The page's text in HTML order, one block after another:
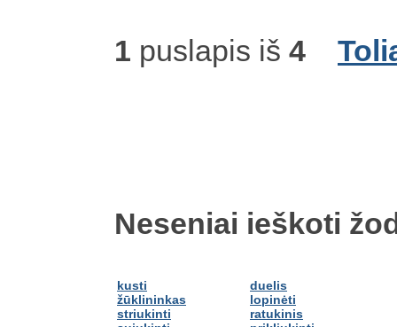
1 puslapis iš 4
Neseniai ieškoti
kusti
žūklininkas
striukinti
duelis
lopinėti
ratukinis